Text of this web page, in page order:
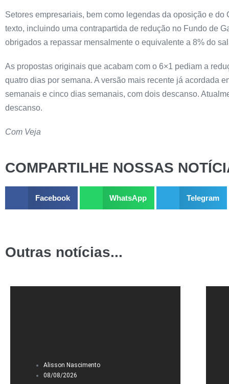
Setores empresariais, bem como legendas da oposição e
texto, incluindo uma contrapartida de redução no Fundo de
obrigados a repassar mensalmente o equivalente a 8% do
As propostas originais que acabam com o 6×1 pediam a
quatro dias por semana. A versão mais recente já acordada
semanais e cinco dias semanais, com dois descanso.
descanso.
Com Veja
COMPARTILHE NOSSAS
Facebook WhatsApp Telegram
Outras notícias...
Alisson Nascimento
08/08/2026